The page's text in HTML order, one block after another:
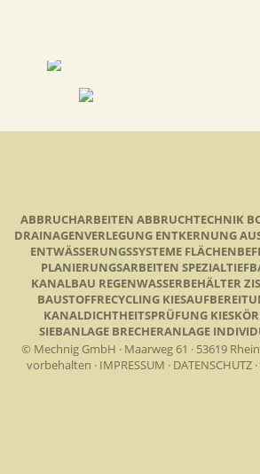
ABBRUCHARBEITEN ABBRUCHTECHNIK
DRAINAGENVERLEGUNG ENTKERNUNG
ENTWÄSSERUNGSSYSTEME
PLANIERUNGSARBEITEN
KANALBAU REGENWASSERBEHÄLTER
BAUSTOFFRECYCLING
KANALDICHTHEITSPRÜFUNG
SIEBANLAGE BRECHERANLAGE
© Mechnig GmbH · Maarweg 61 · 53619
vorbehalten · IMPRESSUM · DATENSCHUTZ ·